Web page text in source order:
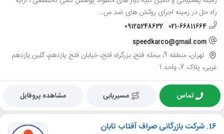
راه حل در زمینه اجرای روکش های ضد س...
021-66811664
09125248632
speedkarco@gmail.com
تهران، منطقه 9، محله فتح، بزرگراه فتح، خیابان فتح یازدهم، گلبن یازدهم
غربی، پلاک 7، واحد 1
تماس مسیریابی مشاهده پروفایل
16. شرکت بازرگانی صراف آفتاب تابان